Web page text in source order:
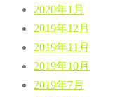
2020年1月
2019年12月
2019年11月
2019年10月
2019年7月